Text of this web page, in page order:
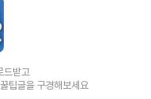
드받고
팁글을 구경해보세요